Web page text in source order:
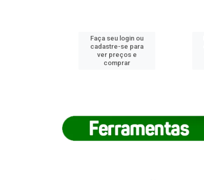
Faça seu login ou
cadastre-se para
ver preços e
comprar